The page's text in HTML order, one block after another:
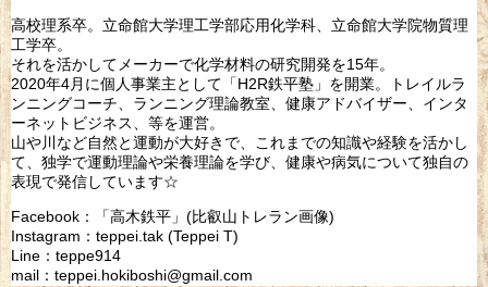
高校理系卒。立命館大学理工学部応用化学科、立命館大学院物質理
工学卒。
それを活かしてメーカーで化学材料の研究開発を15年。
2020年4月に個人事業主として「H2R鉄平塾」を開業。トレイルラ
ンニングコーチ、ランニング理論教室、健康アドバイザー、インタ
ーネットビジネス、等を運営。
山や川など自然と運動が大好きで、これまでの知識や経験を活かし
て、独学で運動理論や栄養理論を学び、健康や病気について独自の
表現で発信しています☆
Facebook：「高木鉄平」(比叡山トレラン画像)
Instagram：teppei.tak (Teppei T)
Line：teppe914
mail：teppei.hokiboshi@gmail.com